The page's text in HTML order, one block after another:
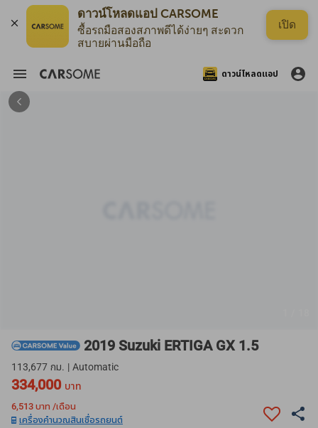
ดาวน์โหลดแอป CARSOME
ซื้อรถมือสองสภาพดีได้ง่ายๆ สะดวก
สบายผ่านมือถือ
เปิด
ดาวน์โหลดแอป
2019 Suzuki ERTIGA GX 1.5
113,677 กม. | Automatic
334,000 บาท
6,513บาท /เดือน
เครื่องคำนวณสินเชื่อรถยนต์